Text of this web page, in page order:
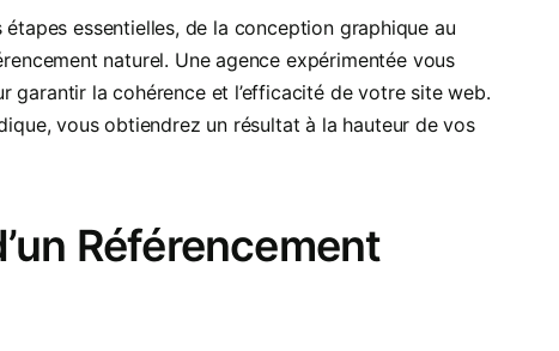
essentielles, de la conception graphique au
naturel. Une agence expérimentée vous
garantir la cohérence et l’efficacité de votre site web.
vous obtiendrez un résultat à la hauteur de vos
Référencement